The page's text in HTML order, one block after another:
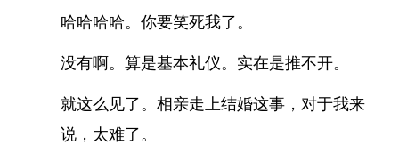
哈哈哈哈。你要笑死我了。
没有啊。算是基本礼仪。实在是推不开。
就这么见了。相亲走上结婚这事，对于我来
说，太难了。